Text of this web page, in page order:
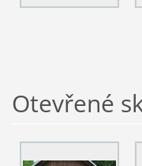
Otevřené